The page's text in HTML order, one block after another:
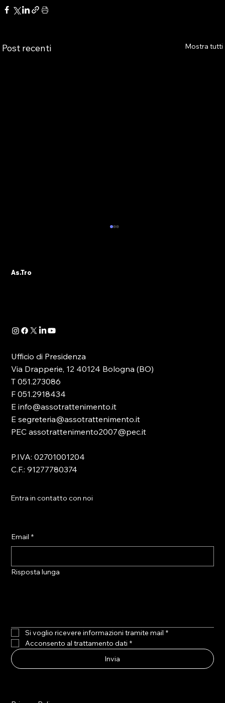
Post recenti Mostra tutti
TeleReggio Alla c.a. del Direttore
As.Tro
Ufficio di Presidenza
Via Drapperie, 12 40124 Bologna (BO)
T 051.273086
F 051.2918434
E info@assotrattenimento.it
E segreteria@assotrattenimento.it
PEC assotrattenimento2007@pec.it
P.IVA: 02701001204
C.F.: 91277780374
Entra in contatto con noi
Email *
Risposta lunga
Si voglio ricevere informazioni tramite mail *
Acconsento al trattamento dati *
Invia